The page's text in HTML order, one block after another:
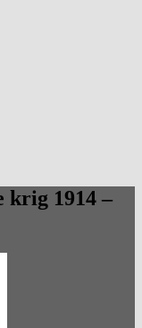
krig 1914 –